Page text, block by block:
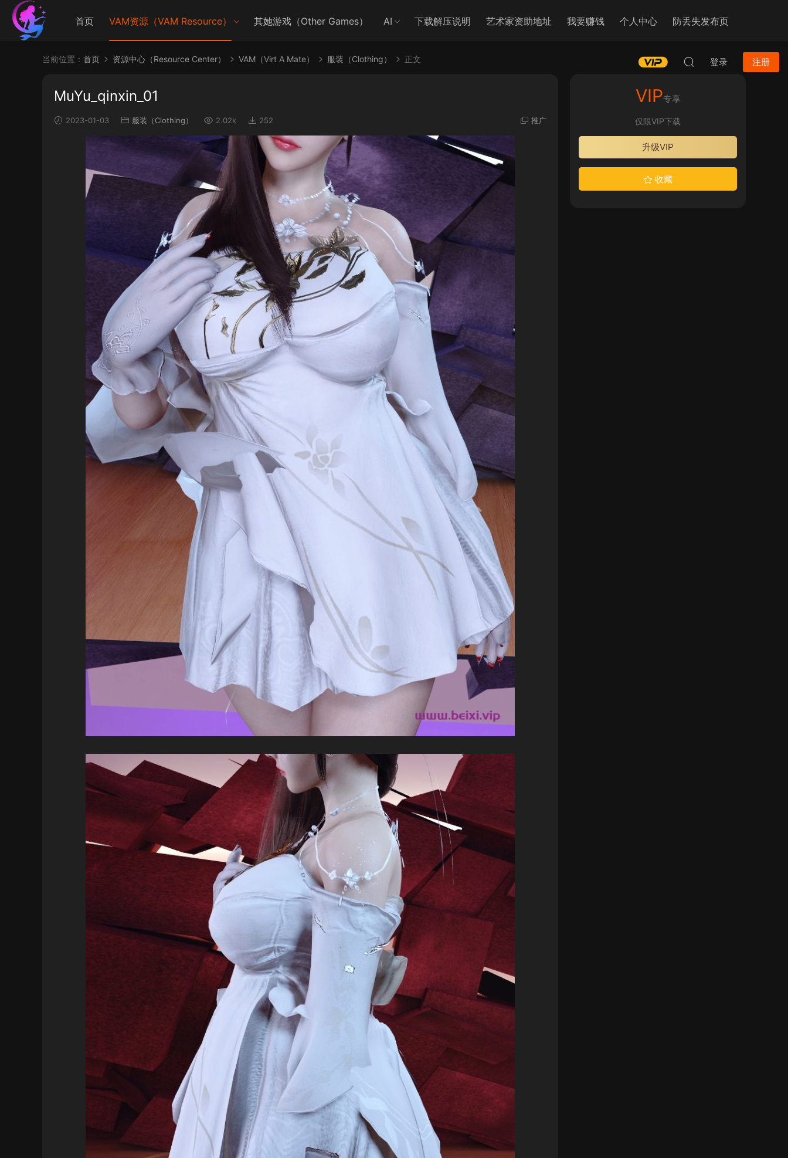
首页 VAM资源（VAM Resource） 其她游戏（Other Games） AI 下载解压说明 艺术家资助地址 我要赚钱 个人中心 防丢失发布页
登录 注册
当前位置： 首页 资源中心（Resource Center） VAM（Virt A Mate） 服装（Clothing） 正文
MuYu_qinxin_01
2023-01-03 服装（Clothing） 2.02k 252 推广
VIP专享
仅限VIP下载
升级VIP
收藏